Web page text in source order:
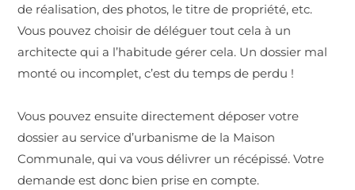
de réalisation, des photos, le titre de propriété, etc.
Vous pouvez choisir de déléguer tout cela à un
architecte qui a l’habitude gérer cela. Un dossier mal
monté ou incomplet, c’est du temps de perdu !
Vous pouvez ensuite directement déposer votre
dossier au service d’urbanisme de la Maison
Communale, qui va vous délivrer un récépissé. Votre
demande est donc bien prise en compte.